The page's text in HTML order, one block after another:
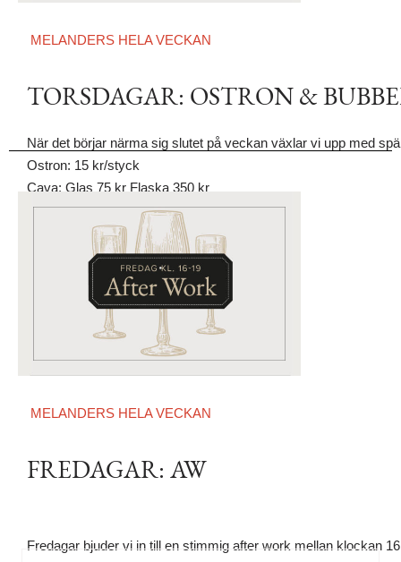
MELANDERS HELA VECKAN
TORSDAGAR: OSTRON &
När det börjar närma sig slutet på veckan växlar vi upp med
Ostron: 15 kr/styck
Cava: Glas 75 kr Flaska 350 kr
MELANDERS HELA VECKAN
FREDAGAR: AW
Fredagar bjuder vi in till en stimmig after work mellan klockan